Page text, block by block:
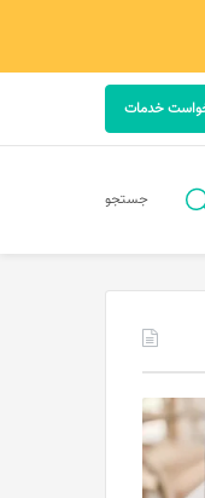
خدمات
جستجوجستجو